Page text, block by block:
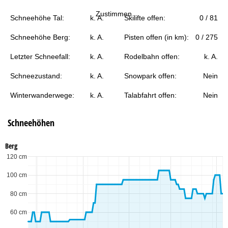
Zustimmen
Schneehöhe Tal: k. A. Skilifte offen: 0 / 81
Schneehöhe Berg: k. A. Pisten offen (in km): 0 / 275
Letzter Schneefall: k. A. Rodelbahn offen: k. A.
Schneezustand: k. A. Snowpark offen: Nein
Winterwanderwege: k. A. Talabfahrt offen: Nein
Schneehöhen
Berg
60 cm
80 cm
100 cm
120 cm